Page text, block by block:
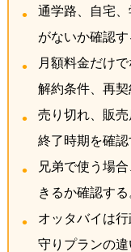
通学路、自宅
がないか確認す
月額料金だけ
解約条件、再契
売り切れ、販
終了時期を確認
兄弟で使う場
きるか確認する
オッタバイは
守りプランの違